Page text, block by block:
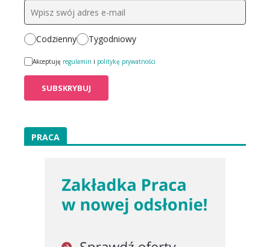
Codzienny Tygodniowy
Akceptuję regulamin i politykę prywatności
PRACA